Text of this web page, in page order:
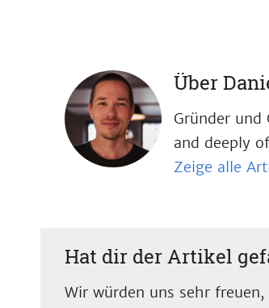
Über
Gründer
and deeply
Zeige alle
Hat dir der Artikel
Wir würden uns sehr